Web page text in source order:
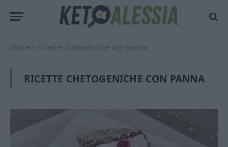
Home » Ricette chetogeniche con panna
RICETTE CHETOGENICHE CON PANNA